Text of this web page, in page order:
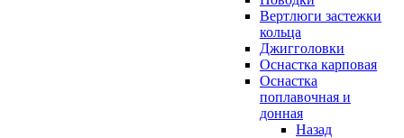
Вертлюги застежки
кольца
Джигголовки
Оснастка карповая
Оснастка
поплавочная и
донная
Назад